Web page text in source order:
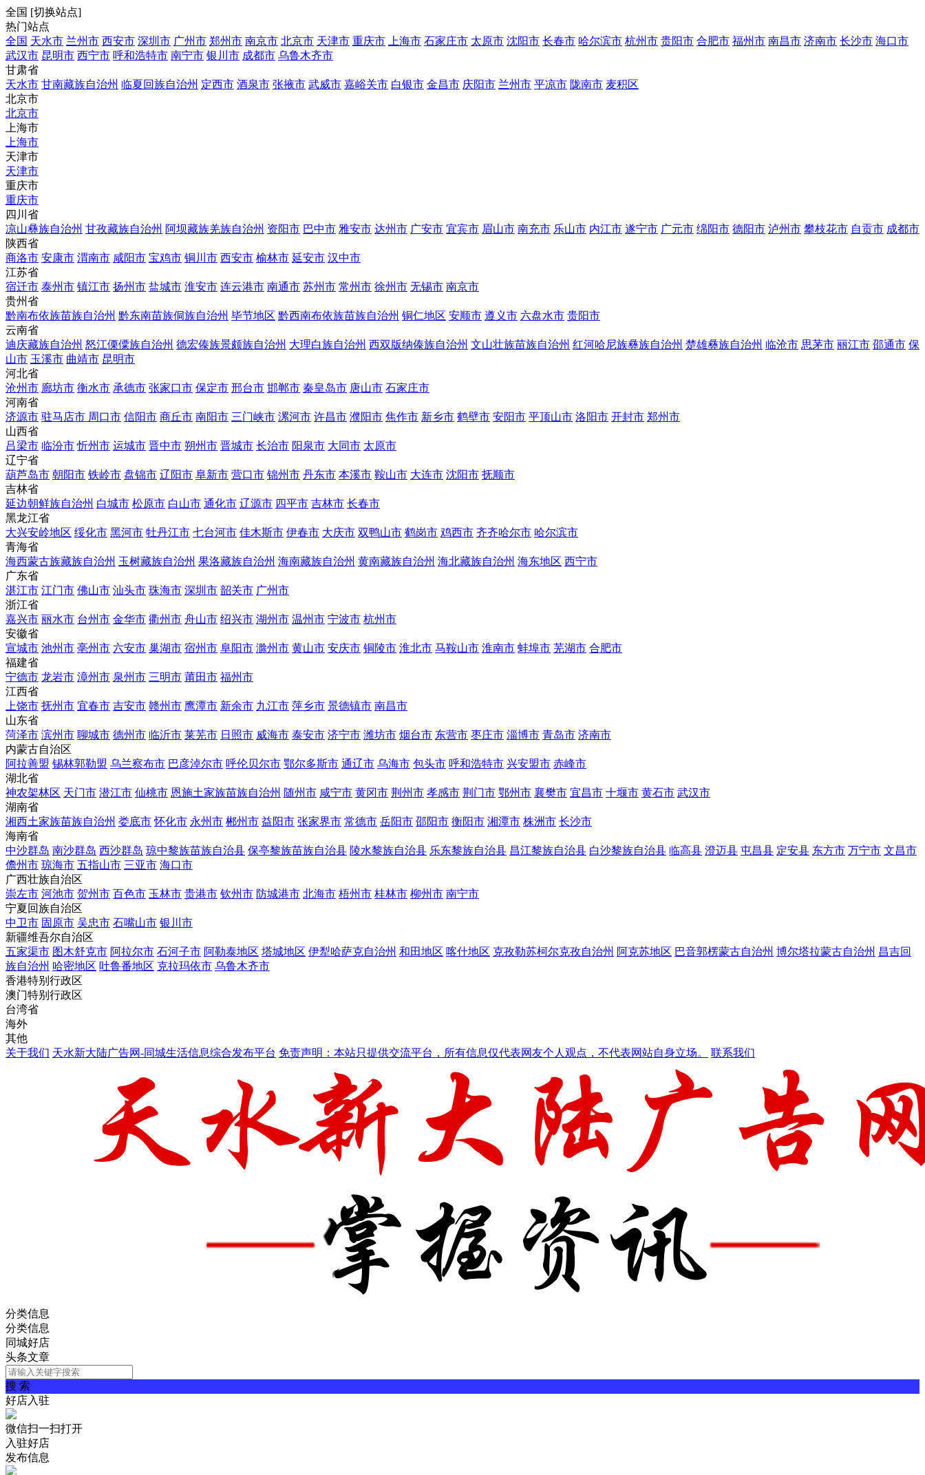
全国 [切换站点]
热门站点
全国 天水市 兰州市 西安市 深圳市 广州市 郑州市 南京市 北京市 天津市 重庆市 上海市 石家庄市 太原市 沈阳市 长春市 哈尔滨市 杭州市 贵阳市 合肥市 福州市 南昌市 济南市 长沙市 海口市
武汉市 昆明市 西宁市 呼和浩特市 南宁市 银川市 成都市 乌鲁木齐市
甘肃省
天水市 甘南藏族自治州 临夏回族自治州 定西市 酒泉市 张掖市 武威市 嘉峪关市 白银市 金昌市 庆阳市 兰州市 平凉市 陇南市 麦积区
北京市
北京市
上海市
上海市
天津市
天津市
重庆市
重庆市
四川省
凉山彝族自治州 甘孜藏族自治州 阿坝藏族羌族自治州 资阳市 巴中市 雅安市 达州市 广安市 宜宾市 眉山市 南充市 乐山市 内江市 遂宁市 广元市 绵阳市 德阳市 泸州市 攀枝花市 自贡市 成都市
陕西省
商洛市 安康市 渭南市 咸阳市 宝鸡市 铜川市 西安市 榆林市 延安市 汉中市
江苏省
宿迁市 泰州市 镇江市 扬州市 盐城市 淮安市 连云港市 南通市 苏州市 常州市 徐州市 无锡市 南京市
贵州省
黔南布依族苗族自治州 黔东南苗族侗族自治州 毕节地区 黔西南布依族苗族自治州 铜仁地区 安顺市 遵义市 六盘水市 贵阳市
云南省
迪庆藏族自治州 怒江傈僳族自治州 德宏傣族景颇族自治州 大理白族自治州 西双版纳傣族自治州 文山壮族苗族自治州 红河哈尼族彝族自治州 楚雄彝族自治州 临沧市 思茅市 丽江市 邵通市 保
山市 玉溪市 曲靖市 昆明市
河北省
沧州市 廊坊市 衡水市 承德市 张家口市 保定市 邢台市 邯郸市 秦皇岛市 唐山市 石家庄市
河南省
济源市 驻马店市 周口市 信阳市 商丘市 南阳市 三门峡市 漯河市 许昌市 濮阳市 焦作市 新乡市 鹤壁市 安阳市 平顶山市 洛阳市 开封市 郑州市
山西省
吕梁市 临汾市 忻州市 运城市 晋中市 朔州市 晋城市 长治市 阳泉市 大同市 太原市
辽宁省
葫芦岛市 朝阳市 铁岭市 盘锦市 辽阳市 阜新市 营口市 锦州市 丹东市 本溪市 鞍山市 大连市 沈阳市 抚顺市
吉林省
延边朝鲜族自治州 白城市 松原市 白山市 通化市 辽源市 四平市 吉林市 长春市
黑龙江省
大兴安岭地区 绥化市 黑河市 牡丹江市 七台河市 佳木斯市 伊春市 大庆市 双鸭山市 鹤岗市 鸡西市 齐齐哈尔市 哈尔滨市
青海省
海西蒙古族藏族自治州 玉树藏族自治州 果洛藏族自治州 海南藏族自治州 黄南藏族自治州 海北藏族自治州 海东地区 西宁市
广东省
湛江市 江门市 佛山市 汕头市 珠海市 深圳市 韶关市 广州市
浙江省
嘉兴市 丽水市 台州市 金华市 衢州市 舟山市 绍兴市 湖州市 温州市 宁波市 杭州市
安徽省
宣城市 池州市 亳州市 六安市 巢湖市 宿州市 阜阳市 滁州市 黄山市 安庆市 铜陵市 淮北市 马鞍山市 淮南市 蚌埠市 芜湖市 合肥市
福建省
宁德市 龙岩市 漳州市 泉州市 三明市 莆田市 福州市
江西省
上饶市 抚州市 宜春市 吉安市 赣州市 鹰潭市 新余市 九江市 萍乡市 景德镇市 南昌市
山东省
菏泽市 滨州市 聊城市 德州市 临沂市 莱芜市 日照市 威海市 泰安市 济宁市 潍坊市 烟台市 东营市 枣庄市 淄博市 青岛市 济南市
内蒙古自治区
阿拉善盟 锡林郭勒盟 乌兰察布市 巴彦淖尔市 呼伦贝尔市 鄂尔多斯市 通辽市 乌海市 包头市 呼和浩特市 兴安盟市 赤峰市
湖北省
神农架林区 天门市 潜江市 仙桃市 恩施土家族苗族自治州 随州市 咸宁市 黄冈市 荆州市 孝感市 荆门市 鄂州市 襄樊市 宜昌市 十堰市 黄石市 武汉市
湖南省
湘西土家族苗族自治州 娄底市 怀化市 永州市 郴州市 益阳市 张家界市 常德市 岳阳市 邵阳市 衡阳市 湘潭市 株洲市 长沙市
海南省
中沙群岛 南沙群岛 西沙群岛 琼中黎族苗族自治县 保亭黎族苗族自治县 陵水黎族自治县 乐东黎族自治县 昌江黎族自治县 白沙黎族自治县 临高县 澄迈县 屯昌县 定安县 东方市 万宁市 文昌市
儋州市 琼海市 五指山市 三亚市 海口市
广西壮族自治区
崇左市 河池市 贺州市 百色市 玉林市 贵港市 钦州市 防城港市 北海市 梧州市 桂林市 柳州市 南宁市
宁夏回族自治区
中卫市 固原市 吴忠市 石嘴山市 银川市
新疆维吾尔自治区
五家渠市 图木舒克市 阿拉尔市 石河子市 阿勒泰地区 塔城地区 伊犁哈萨克自治州 和田地区 喀什地区 克孜勒苏柯尔克孜自治州 阿克苏地区 巴音郭楞蒙古自治州 博尔塔拉蒙古自治州 昌吉回
族自治州 哈密地区 吐鲁番地区 克拉玛依市 乌鲁木齐市
香港特别行政区
澳门特别行政区
台湾省
海外
其他
关于我们 天水新大陆广告网-同城生活信息综合发布平台 免责声明：本站只提供交流平台，所有信息仅代表网友个人观点，不代表网站自身立场。 联系我们
分类信息
分类信息
同城好店
头条文章
搜 索
好店入驻
微信扫一扫打开
入驻好店
发布信息